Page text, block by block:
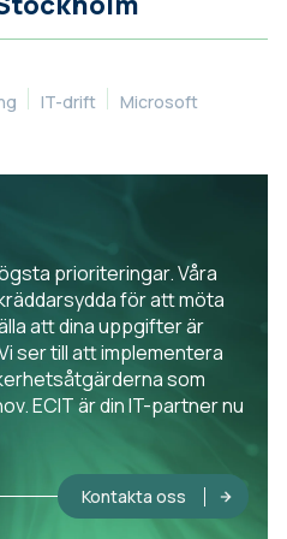
prioriteringar. Våra
för att möta
att dina uppgifter är
ser till att implementera
som
ECIT är din IT-partner nu
Kontakta oss
IT-drift
Microsoft